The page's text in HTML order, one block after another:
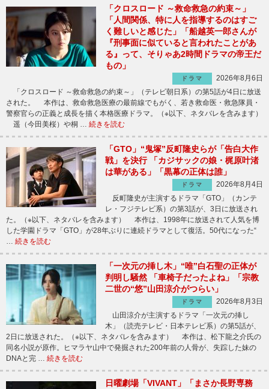
「クロスロード ～救命救急の約束～」
「人間関係、特に人を指導するのはすご
く難しいと感じた」「船越英一郎さんが
『刑事面に似ていると言われたことがあ
る』って、そりゃあ2時間ドラマの帝王だ
もの」
ドラマ
2026年8月6日
「クロスロード ～救命救急の約束～」（テレビ朝日系）の第5話が4日に放送
された。 本作は、救命救急医療の最前線でもがく、若き救命医・救急隊員・
警察官らの正義と成長を描く本格医療ドラマ。（※以下、ネタバレを含みます）
遥（今田美桜）や桐 … 続きを読む
「GTO」“鬼塚”反町隆史らが「告白大作
戦」を決行 「カジサックの娘・梶原叶渚
は華がある」「黒幕の正体は誰」
ドラマ
2026年8月4日
反町隆史が主演するドラマ「GTO」（カンテ
レ・フジテレビ系）の第3話が、3日に放送され
た。（※以下、ネタバレを含みます） 本作は、1998年に放送されて人気を博
した学園ドラマ「GTO」が28年ぶりに連続ドラマとして復活。50代になった“
… 続きを読む
「一次元の挿し木」“唯”白石聖の正体が
判明し騒然 「車椅子だったよね」「宗教
二世の“悠”山田涼介がつらい」
ドラマ
2026年8月3日
山田涼介が主演するドラマ「一次元の挿し
木」（読売テレビ・日本テレビ系）の第5話が、
2日に放送された。（※以下、ネタバレを含みます） 本作は、松下龍之介氏の
同名小説が原作。ヒマラヤ山中で発掘された200年前の人骨が、失踪した妹の
DNAと完 … 続きを読む
日曜劇場「VIVANT」「まさか長野専務